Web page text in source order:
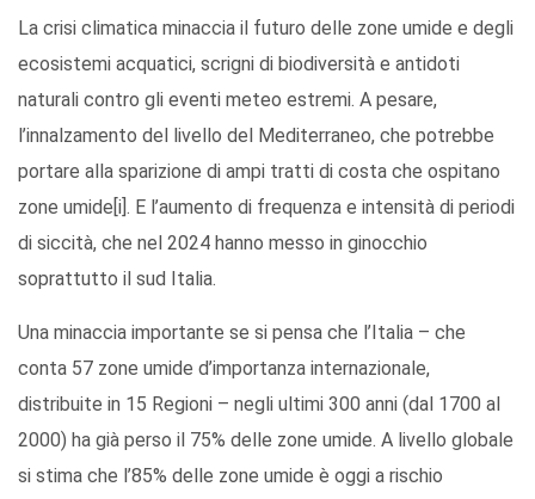
La crisi climatica minaccia il futuro delle zone umide e degli
ecosistemi acquatici, scrigni di biodiversità e antidoti
naturali contro gli eventi meteo estremi. A pesare,
l’innalzamento del livello del Mediterraneo, che potrebbe
portare alla sparizione di ampi tratti di costa che ospitano
zone umide[i]. E l’aumento di frequenza e intensità di periodi
di siccità, che nel 2024 hanno messo in ginocchio
soprattutto il sud Italia.
Una minaccia importante se si pensa che l’Italia – che
conta 57 zone umide d’importanza internazionale,
distribuite in 15 Regioni – negli ultimi 300 anni (dal 1700 al
2000) ha già perso il 75% delle zone umide. A livello globale
si stima che l’85% delle zone umide è oggi a rischio